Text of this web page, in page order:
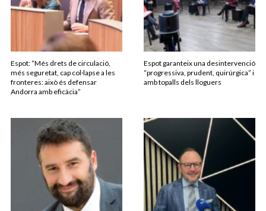
Espot: “Més drets de circulació,
més seguretat, cap col·lapse a les
fronteres: això és defensar
Andorra amb eficàcia”
Espot garanteix una desintervenció
“progressiva, prudent, quirúrgica” i
amb topalls dels lloguers